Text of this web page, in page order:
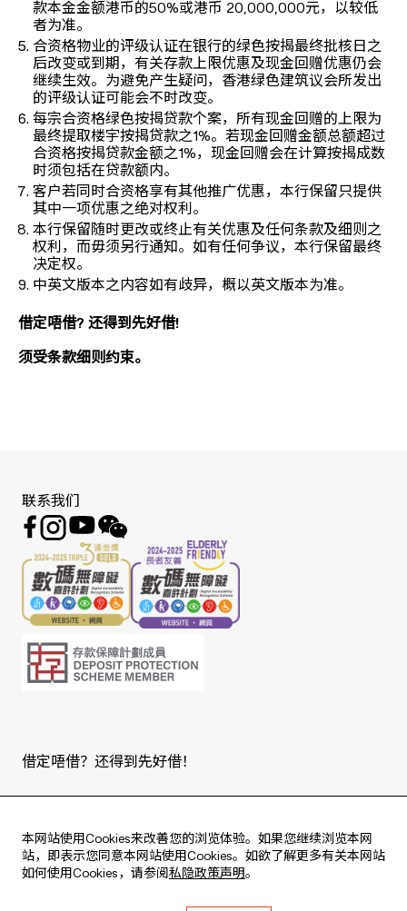
款本金金额港币的50%或港币 20,000,000元，以较低
者为准。
合资格物业的评级认证在银行的绿色按揭最终批核日之
后改变或到期，有关存款上限优惠及现金回赠优惠仍会
继续生效。为避免产生疑问，香港绿色建筑议会所发出
的评级认证可能会不时改变。
每宗合资格绿色按揭贷款个案，所有现金回赠的上限为
最终提取楼宇按揭贷款之1%。若现金回赠金额总额超过
合资格按揭贷款金额之1%，现金回赠会在计算按揭成数
时须包括在贷款额内。
客户若同时合资格享有其他推广优惠，本行保留只提供
其中一项优惠之绝对权利。
本行保留随时更改或终止有关优惠及任何条款及细则之
权利，而毋须另行通知。如有任何争议，本行保留最终
决定权。
中英文版本之内容如有歧异，概以英文版本为准。
借定唔借? 还得到先好借!
须受条款细则约束。
本网站使用Cookies来改善您的浏览体验。如果您继续浏览本网
站，即表示您同意本网站使用Cookies。如欲了解更多有关本网站
如何使用Cookies，请参阅 私隐政策声明。
联系我们
借定唔借？还得到先好借！